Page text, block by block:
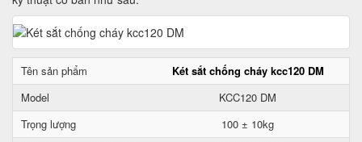
Tên sản phẩm
Két sắt chống cháy kcc120 DM
Model
KCC120 DM
Trọng lượng
100 ± 10kg